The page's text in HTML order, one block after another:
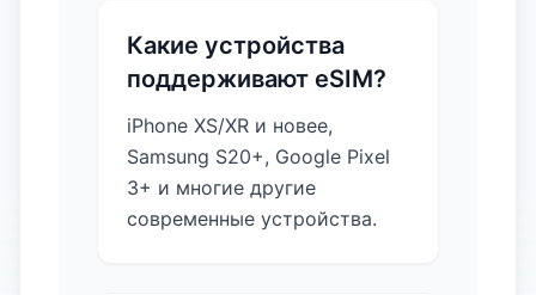
Какие устройства
поддерживают eSIM?
iPhone XS/XR и новее,
Samsung S20+, Google Pixel
3+ и многие другие
современные устройства.